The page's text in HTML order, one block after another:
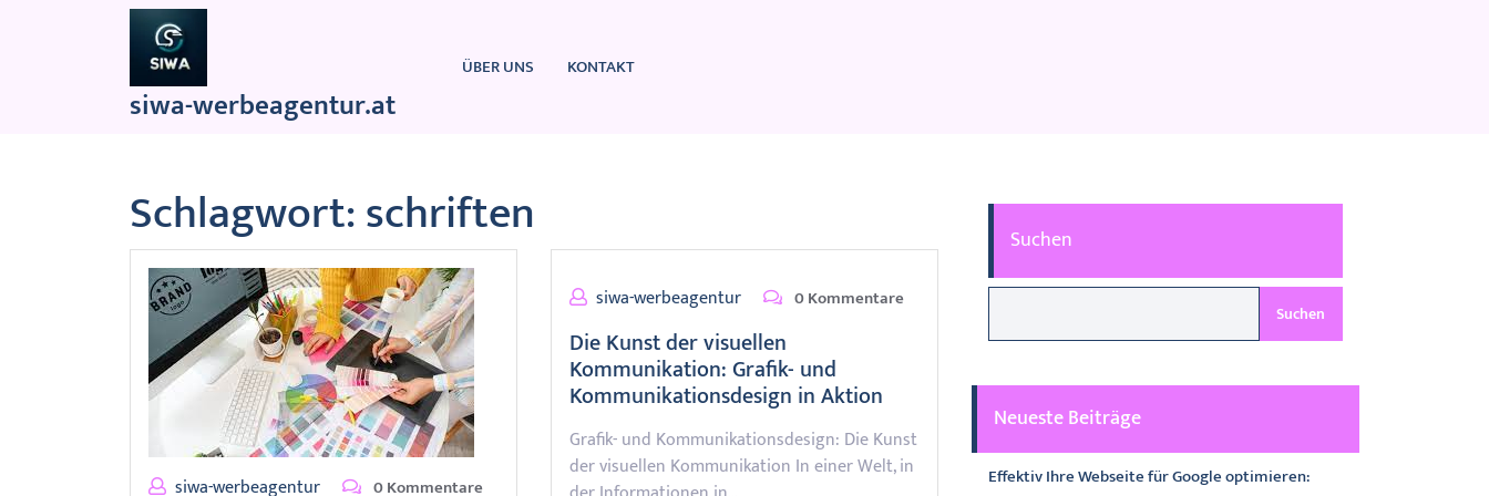
siwa-werbeagentur.at
ÜBER UNS KONTAKT
Schlagwort:schriften
siwa-werbeagentur 0 Kommentare
siwa-werbeagentur 0 Kommentare
Die Kunst der visuellen
Kommunikation: Grafik- und
Kommunikationsdesign in Aktion
Grafik- und Kommunikationsdesign: Die Kunst
der visuellen Kommunikation In einer Welt, in
Suchen
Suchen
Neueste Beiträge
Effektiv Ihre Webseite für Google optimieren: